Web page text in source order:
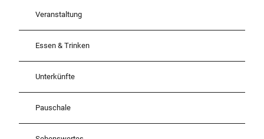
Veranstaltung
Essen & Trinken
Unterkünfte
Pauschale